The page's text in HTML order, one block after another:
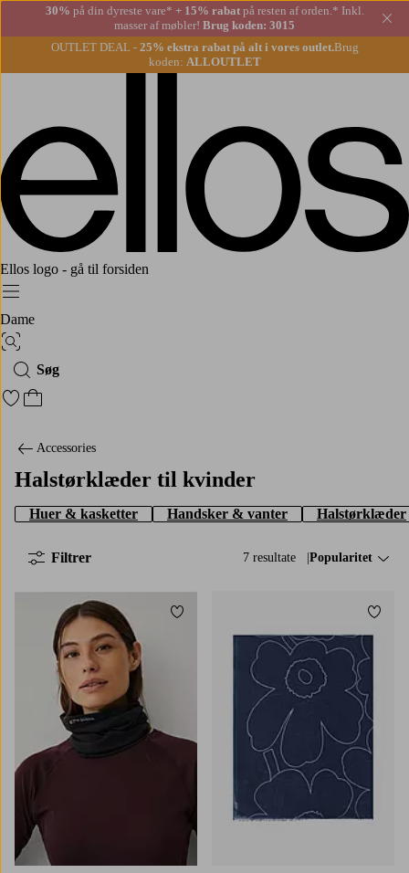
30% på din dyreste vare* + 15% rabatpå resten af orden.* Inkl.
masser af møbler! Brug koden: 3015
OUTLET DEAL - 25% ekstra rabat på alt i vores outlet.Brug
koden: ALLOUTLET
Ellos logo - gå til forsiden
Menu
Dame
Billedsøgning
Søg
Gå til favoritmarkerede produkter
Gå til indkøbskurven
Accessories
Halstørklæder til kvinder
Huer & kasketter Handsker & vanter Halstørklæder
7 resultate Sorter efter:
Popularitet
Filtrer
Tilføj til favoritter